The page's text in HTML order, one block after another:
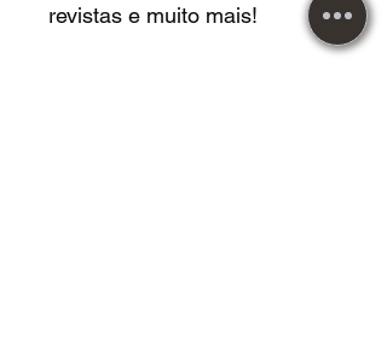
revistas e muito mais!